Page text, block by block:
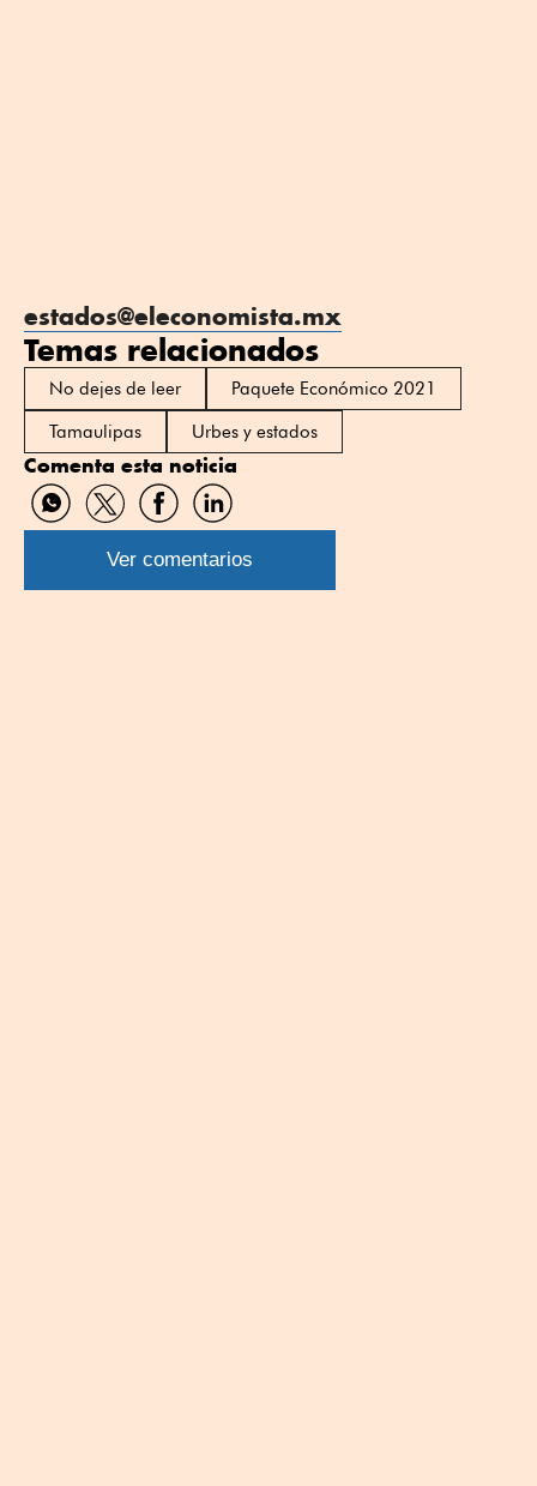
estados@eleconomista.mx
Temas relacionados
No dejes de leer
Paquete Económico 2021
Tamaulipas
Urbes y estados
Comenta esta noticia
Compartir
por
WhatsApp
Compartir
por
Twitter
Compartir
por
Facebook
Compartir
por
Linkedin
Ver comentarios